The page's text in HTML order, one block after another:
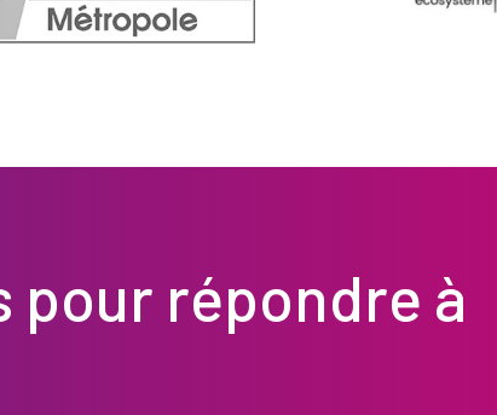
pour répondre à